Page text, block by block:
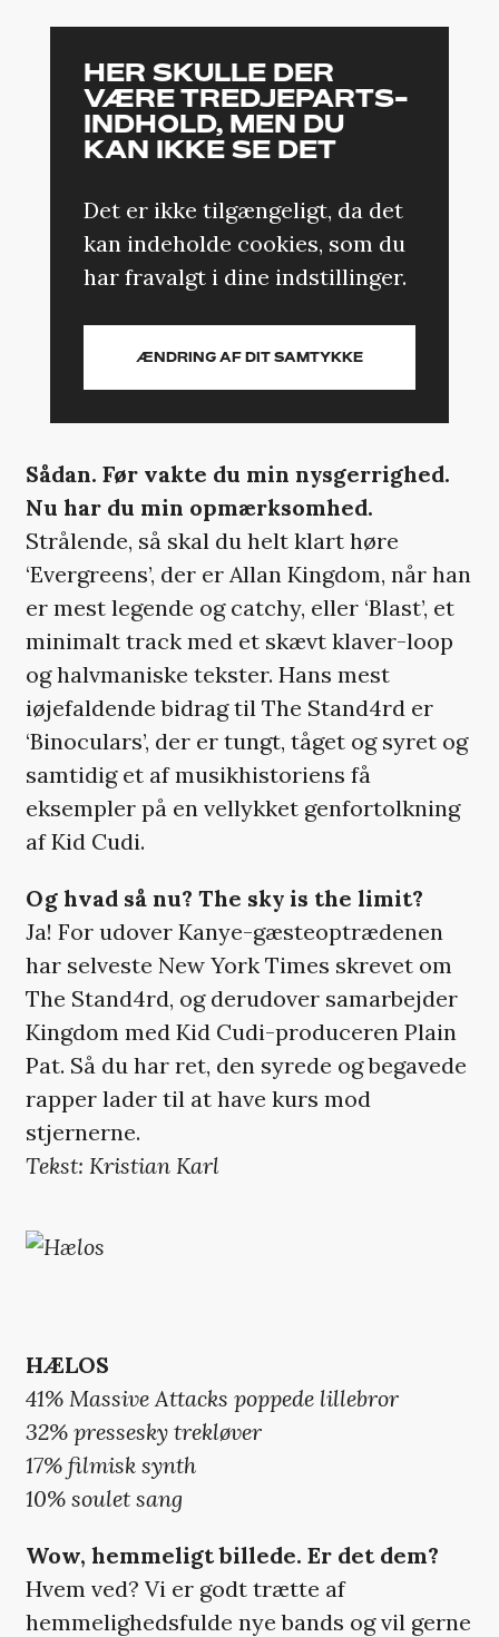
HER SKULLE DER
VÆRE TREDJEPARTS-
INDHOLD, MEN DU
KAN IKKE SE DET
Det er ikke tilgængeligt, da det
kan indeholde cookies, som du
har fravalgt i dine indstillinger.
ÆNDRING AF DIT SAMTYKKE
Sådan. Før vakte du min nysgerrighed.
Nu har du min opmærksomhed.
Strålende, så skal du helt klart høre
‘Evergreens’, der er Allan Kingdom, når han
er mest legende og catchy, eller ‘Blast’, et
minimalt track med et skævt klaver-loop
og halvmaniske tekster. Hans mest
iøjefaldende bidrag til The Stand4rd er
‘Binoculars’, der er tungt, tåget og syret og
samtidig et af musikhistoriens få
eksempler på en vellykket genfortolkning
af Kid Cudi.
Og hvad så nu? The sky is the limit?
Ja! For udover Kanye-gæsteoptrædenen
har selveste New York Times skrevet om
The Stand4rd, og derudover samarbejder
Kingdom med Kid Cudi-produceren Plain
Pat. Så du har ret, den syrede og begavede
rapper lader til at have kurs mod
stjernerne.
Tekst: Kristian Karl
HÆLOS
41% Massive Attacks poppede lillebror
32% pressesky trekløver
17% filmisk synth
10% soulet sang
Wow, hemmeligt billede. Er det dem?
Hvem ved? Vi er godt trætte af
hemmelighedsfulde nye bands og vil gerne